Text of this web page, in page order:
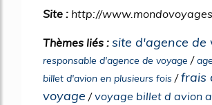
Site : http://
Thèmes liés : site d'agence de
responsable d'agence de voyage /
billet d'avion en plusieurs fois /frais
voyage /voyage billet d avion